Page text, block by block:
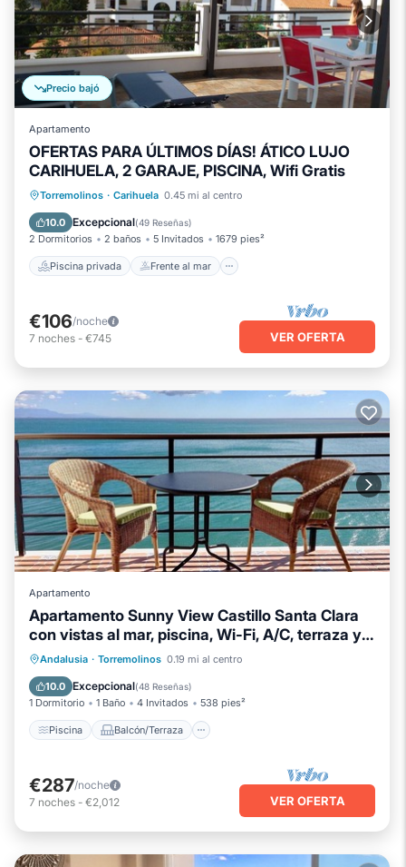
Precio bajó
Apartamento
OFERTAS PARA ÚLTIMOS DÍAS! ÁTICO LUJO
CARIHUELA, 2 GARAJE, PISCINA, Wifi Gratis
Torremolinos · Carihuela 0.45 mi al centro
10.0 Excepcional(49 Reseñas)
2 Dormitorios 2 baños 5 Invitados 1679 pies²
Piscina privada Frente al mar
Piscina privada
Frente al mar
Chimenea/Calefacción
€106/noche
7 noches - €745 VER OFERTA
Apartamento
Apartamento Sunny View Castillo Santa Clara
con vistas al mar, piscina, Wi-Fi, A/C, terraza y
jardín
Andalusia · Torremolinos 0.19 mi al centro
10.0 Excepcional(48 Reseñas)
1 Dormitorio 1 Baño 4 Invitados 538 pies²
Piscina Balcón/Terraza
Piscina Balcón/Terraza
Aparcamiento
€287/noche
7 noches - €2,012 VER OFERTA